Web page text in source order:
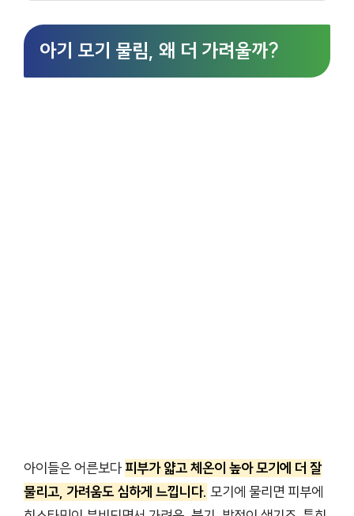
아기 모기 물림, 왜 더 가려울까?
아이들은 어른보다 피부가 얇고 체온이 높아 모기에 더 잘
물리고, 가려움도 심하게 느낍니다. 모기에 물리면 피부에